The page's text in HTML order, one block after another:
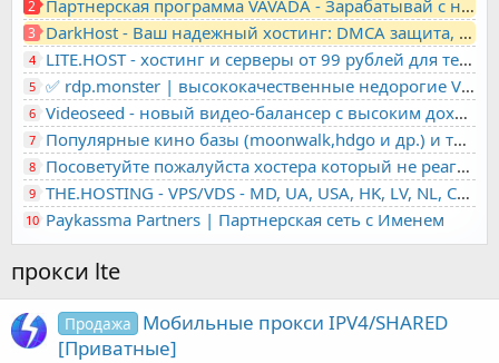
2 Партнерская программа VAVADA - Зарабатывай с нами!
3 DarkHost - Ваш надежный хостинг: DMCA защита, лояльность, анонимность
4 LITE.HOST - хостинг и серверы от 99 рублей для тех, кто любит не переплачивать. Доступ по SSH, поддержка PHP, GIT, COMPOSER, сертификаты Let's Encrypt
5 ✅ rdp.monster | высококачественные недорогие VPS, RDP - выделенные серверы
6 Videoseed - новый видео-балансер с высоким доходом
7 Популярные кино базы (moonwalk,hdgo и др.) и торренты в одном плеере для вашего сайта
8 Посоветуйте пожалуйста хостера который не реагирует на ркн
9 THE.HOSTING - VPS/VDS - MD, UA, USA, HK, LV, NL, CA, DE, SK, CZE, GB, IL, TR, PL, BG, RO, IT, FL, HU, PT.
10 Paykassma Partners | Партнерская сеть с Именем
прокси lte
Продажа
Мобильные прокси IPV4/SHARED
[Приватные]